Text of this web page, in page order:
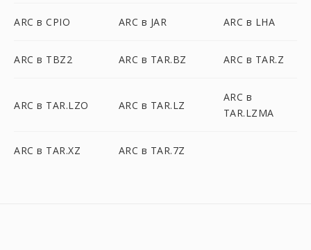
ARC в CPIO ARC в JAR ARC в LHA
ARC в TBZ2 ARC в TAR.BZ ARC в TAR.Z
ARC в TAR.LZO ARC в TAR.LZ
ARC в
TAR.LZMA
ARC в TAR.XZ ARC в TAR.7Z